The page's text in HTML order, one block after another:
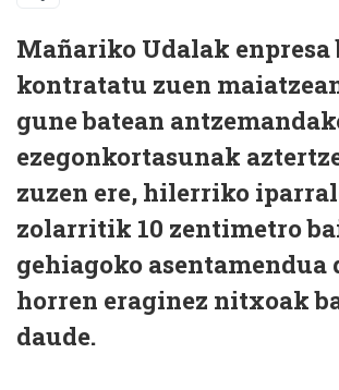
Mañariko Udalak enpresa
kontratatu zuen
gune batean
ezegonkortasunak
zuzen ere, hilerriko
zolarritik 10 zentimetro
gehiagoko asentamendua
horren eraginez nitxoak
daude.